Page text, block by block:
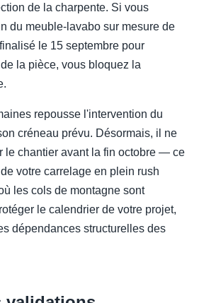
de la charpente. Si vous
du meuble-lavabo sur mesure de
le 15 septembre pour
la pièce, vous bloquez la
repousse l'intervention du
créneau prévu. Désormais, il ne
le chantier avant la fin octobre — ce
votre carrelage en plein rush
les cols de montagne sont
le calendrier de votre projet,
dépendances structurelles des